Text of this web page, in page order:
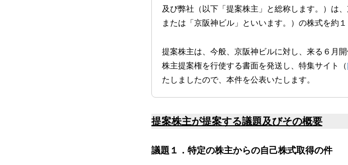
及び弊社（以下「提案株主」と総称します。）は
または「京阪神ビル」といいます。）の株式を約１
提案株主は、今般、京阪神ビルに対し、来る６月
株主提案権を行使する書面を発送し、特集サイト（
たしましたので、本件を公表いたします。
提案株主が提案する議題及びその概要
議題１．特定の株主からの自己株式取得の件